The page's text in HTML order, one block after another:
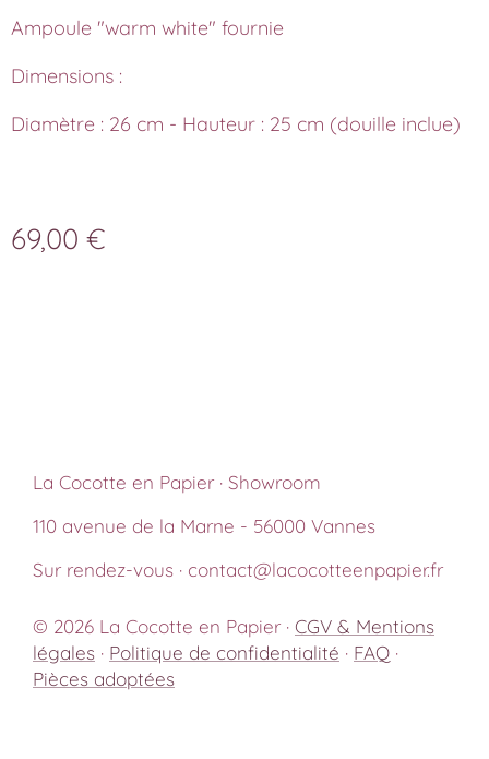
Ampoule "warm white" fournie
Dimensions :
Diamètre : 26 cm - Hauteur : 25 cm (douille inclue)
69,00 €
La Cocotte en Papier · Showroom
110 avenue de la Marne - 56000 Vannes
Sur rendez-vous · contact@lacocotteenpapier.fr
© 2026 La Cocotte en Papier · CGV & Mentions
légales · Politique de confidentialité · FAQ ·
Pièces adoptées